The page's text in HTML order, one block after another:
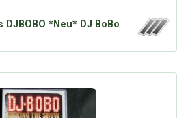
DJBOBO *Neu* DJ BoBo